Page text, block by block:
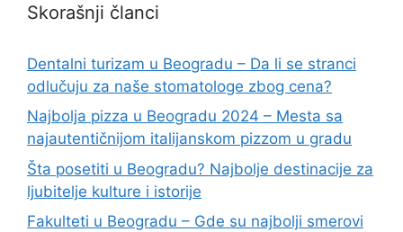
Skorašnji članci
Dentalni turizam u Beogradu – Da li se stranci
odlučuju za naše stomatologe zbog cena?
Najbolja pizza u Beogradu 2024 – Mesta sa
najautentičnijom italijanskom pizzom u gradu
Šta posetiti u Beogradu? Najbolje destinacije za
ljubitelje kulture i istorije
Fakulteti u Beogradu – Gde su najbolji smerovi